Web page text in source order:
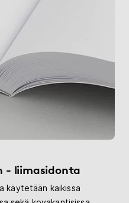
- liimasidonta
käytetään kaikissa